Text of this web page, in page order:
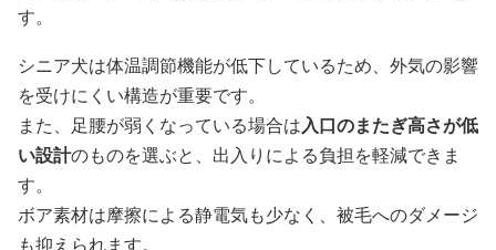
す。
シニア犬は体温調節機能が低下しているため、外気の影響
を受けにくい構造が重要です。
また、足腰が弱くなっている場合は入口のまたぎ高さが低
い設計のものを選ぶと、出入りによる負担を軽減できま
す。
ボア素材は摩擦による静電気も少なく、被毛へのダメージ
も抑えられます。